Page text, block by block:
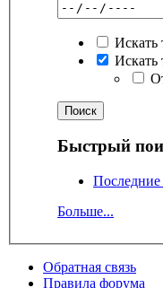
Искать
Искать
Быстрый
Больше...
Обратная связь
Правила форума